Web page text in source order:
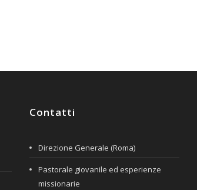
Contatti
Direzione Generale (Roma)
Pastorale giovanile ed esperienze
missionarie